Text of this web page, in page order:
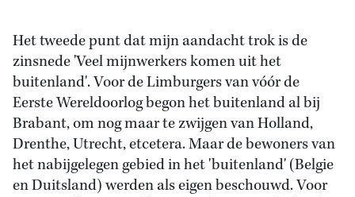
Het tweede punt dat mijn aandacht trok is de
zinsnede 'Veel mijnwerkers komen uit het
buitenland'. Voor de Limburgers van vóór de
Eerste Wereldoorlog begon het buitenland al bij
Brabant, om nog maar te zwijgen van Holland,
Drenthe, Utrecht, etcetera. Maar de bewoners van
het nabijgelegen gebied in het 'buitenland' (Belgie
en Duitsland) werden als eigen beschouwd. Voor